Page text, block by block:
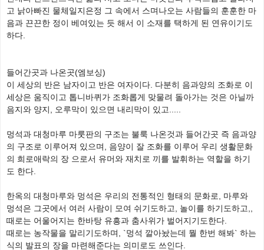
고 낡아빠진 물체일지은정 그 속에서 스며나오는 사람들의 훈훈한 마
음과 끈끈한 정이 베여있는 듯 해서 이 소재를 택하게 된 연유이기도
하다.
들어간곳과 나온곳(엠보싱)
이 세상의 반은 남자이고 반은 여자이다. 다분히 음과양의 조화로 이
세상은 움직이고 톱니바퀴가 조화롭게 맞물려 돌아가는 것은 아닐까
음지와 양지, 오루막이 있으면 내리막이 있고.....
멍석과 대청마루 마룻판의 구조는 불룩 나온것과 들어간곳 즉 음과양
의 구조로 이루어져 있으며, 음양이 잘 조화를 이루어 우리 생활문화
의 희로애락의 장 으로서 유머와 재치로 끼를 발휘하는 역할을 하기
도 한다.
한옥의 대청마루와 멍석은 우리의 전통적인 형태의 문화로, 마루와
멍석은 그곳에서 여러 사람이 모여 쉬기도하고, 놀이를 하기도하고,,
때로는 어울어지는 한바탕 유흥과 춤사위가 벌어지기도한다.
때로는 농작물을 말리기도하며, `멍석 깔아놨는데 뭘 한번 해봐` 하는
식의 발표의 장을 마련해준다는 의미로도 쓰인다.